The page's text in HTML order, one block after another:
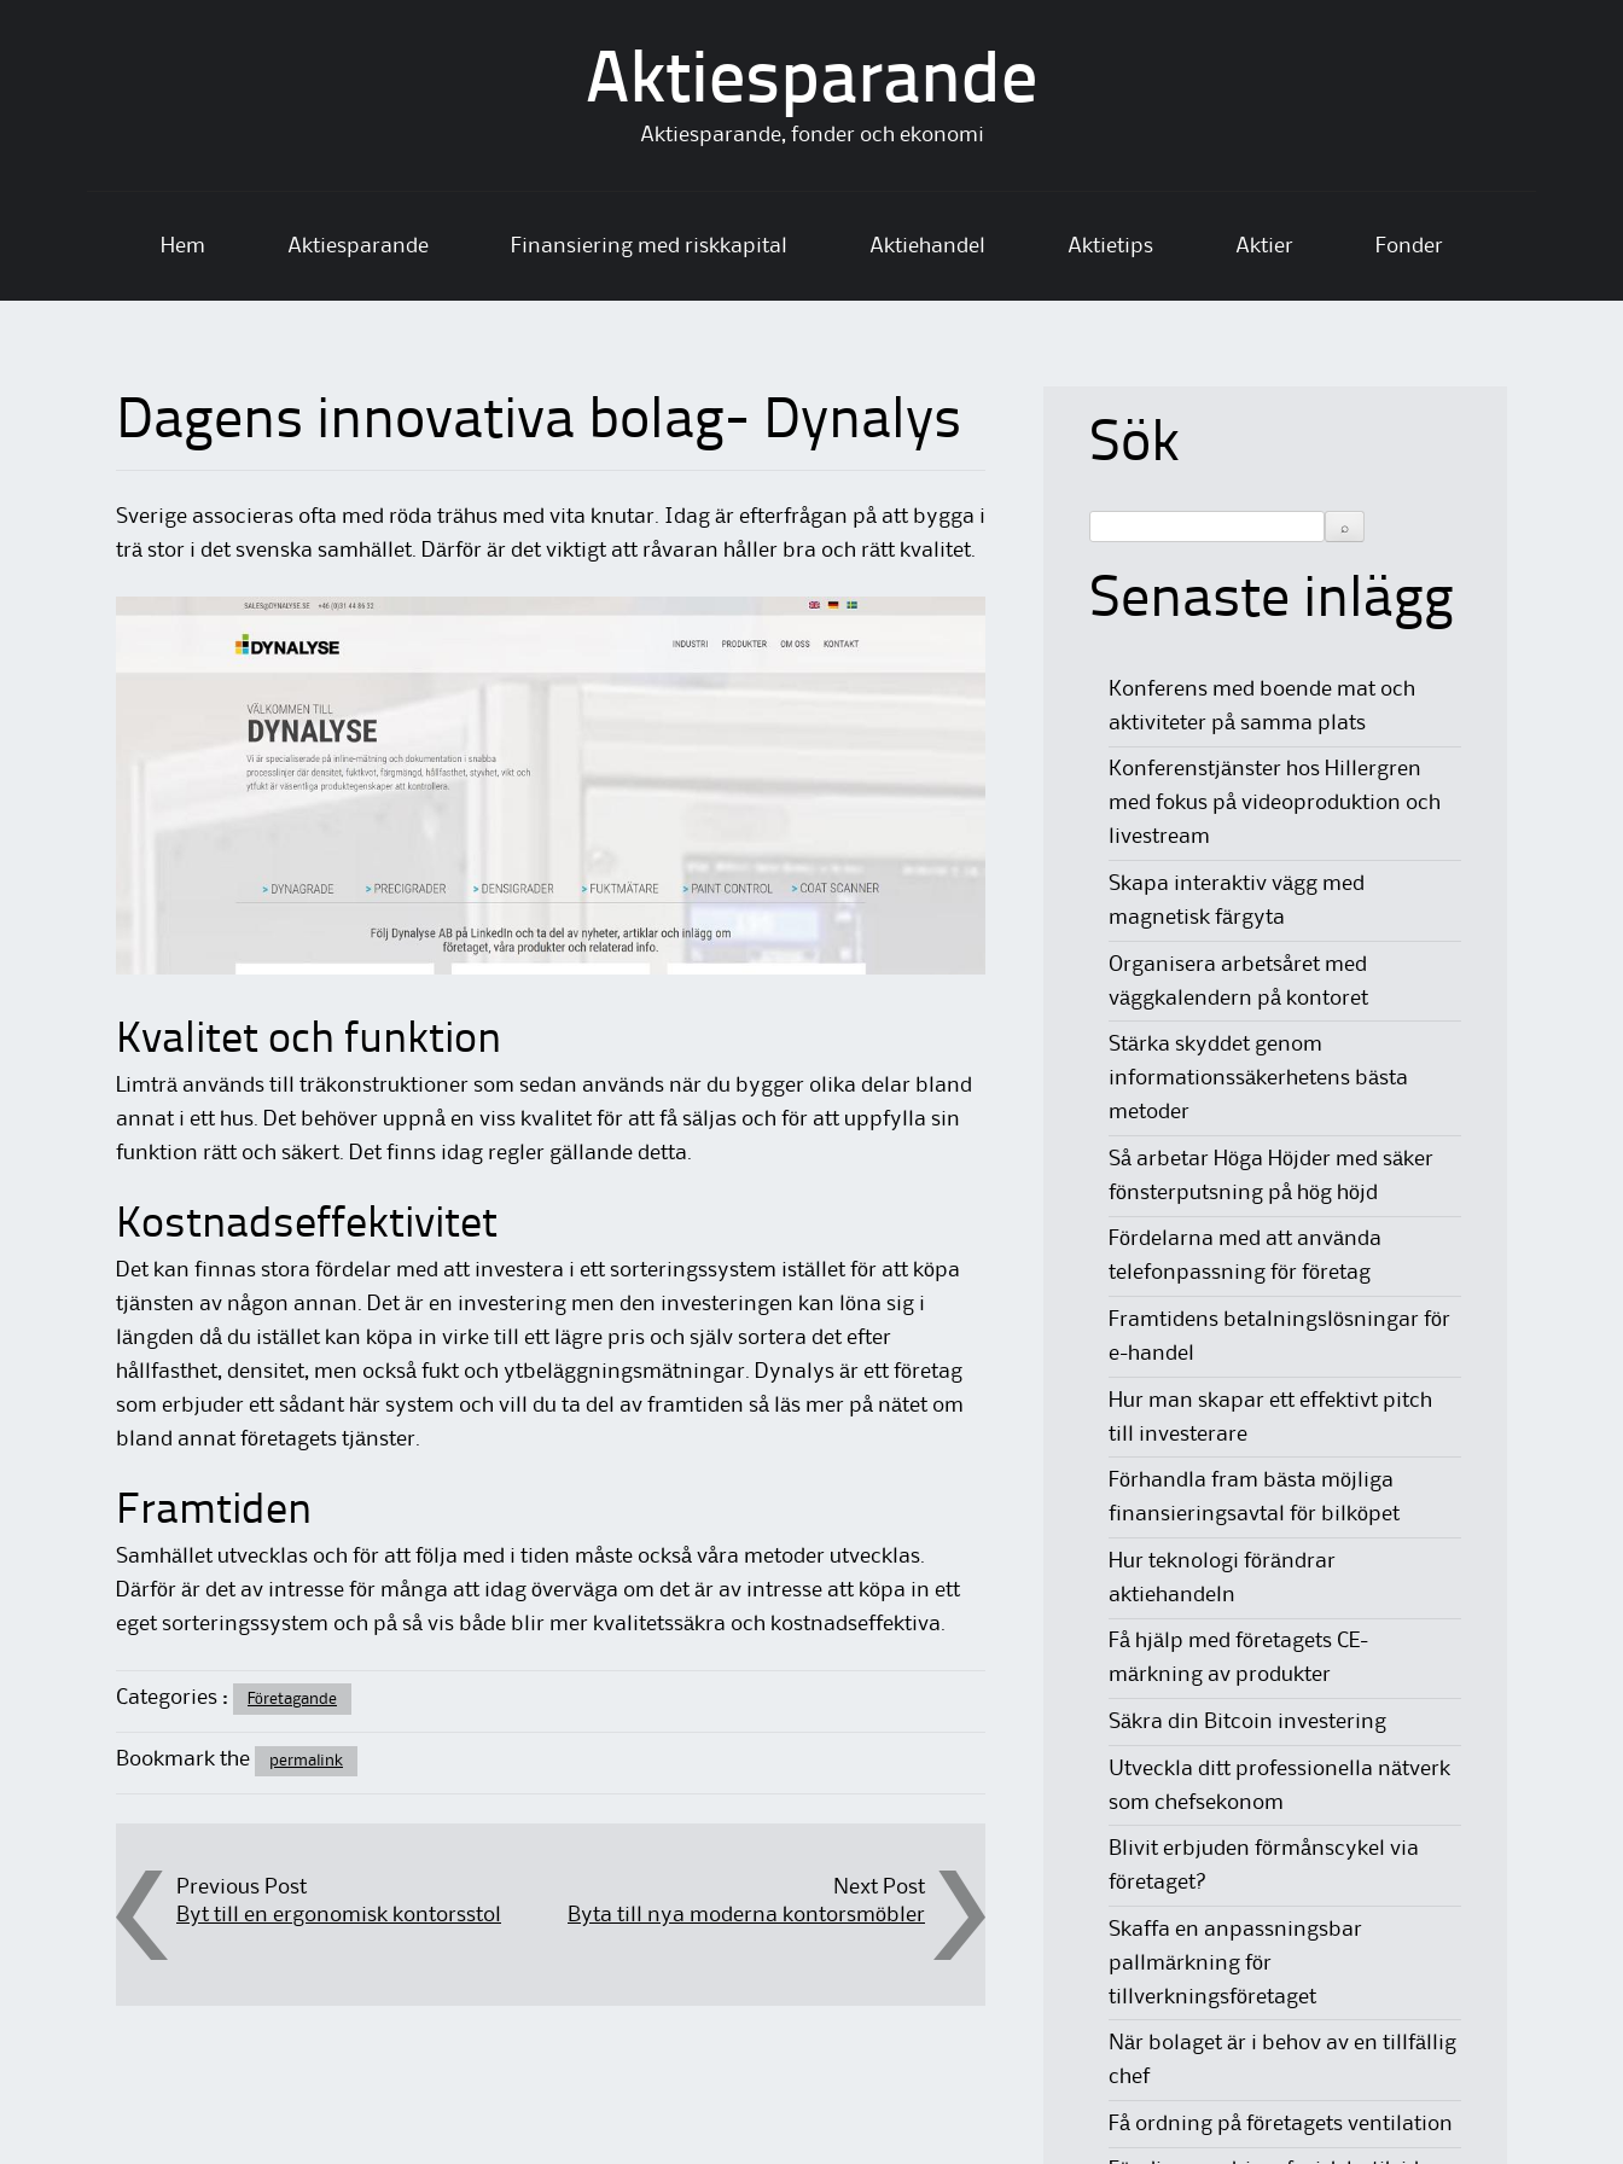
Aktiesparande
Aktiesparande, fonder och ekonomi
Hem Aktiesparande Finansiering med riskkapital Aktiehandel Aktietips Aktier Fonder
Dagens innovativa bolag- Dynalys
Sverige associeras ofta med röda trähus med vita knutar. Idag är efterfrågan på att bygga i
trä stor i det svenska samhället. Därför är det viktigt att råvaran håller bra och rätt kvalitet.
Kvalitet och funktion
Limträ används till träkonstruktioner som sedan används när du bygger olika delar bland
annat i ett hus. Det behöver uppnå en viss kvalitet för att få säljas och för att uppfylla sin
funktion rätt och säkert. Det finns idag regler gällande detta.
Kostnadseffektivitet
Det kan finnas stora fördelar med att investera i ett sorteringssystem istället för att köpa
tjänsten av någon annan. Det är en investering men den investeringen kan löna sig i
längden då du istället kan köpa in virke till ett lägre pris och själv sortera det efter
hållfasthet, densitet, men också fukt och ytbeläggningsmätningar. Dynalys är ett företag
som erbjuder ett sådant här system och vill du ta del av framtiden så läs mer på nätet om
bland annat företagets tjänster.
Framtiden
Samhället utvecklas och för att följa med i tiden måste också våra metoder utvecklas.
Därför är det av intresse för många att idag överväga om det är av intresse att köpa in ett
eget sorteringssystem och på så vis både blir mer kvalitetssäkra och kostnadseffektiva.
Categories : Företagande
Bookmark the permalink
Post navigation
Previous Post
Byt till en ergonomisk kontorsstol
Next Post
Byta till nya moderna kontorsmöbler
Sök
Senaste inlägg
Konferens med boende mat och
aktiviteter på samma plats
Konferenstjänster hos Hillergren
med fokus på videoproduktion och
livestream
Skapa interaktiv vägg med
magnetisk färgyta
Organisera arbetsåret med
väggkalendern på kontoret
Stärka skyddet genom
informationssäkerhetens bästa
metoder
Så arbetar Höga Höjder med säker
fönsterputsning på hög höjd
Fördelarna med att använda
telefonpassning för företag
Framtidens betalningslösningar för
e-handel
Hur man skapar ett effektivt pitch
till investerare
Förhandla fram bästa möjliga
finansieringsavtal för bilköpet
Hur teknologi förändrar
aktiehandeln
Få hjälp med företagets CE-
märkning av produkter
Säkra din Bitcoin investering
Utveckla ditt professionella nätverk
som chefsekonom
Blivit erbjuden förmånscykel via
företaget?
Skaffa en anpassningsbar
pallmärkning för
tillverkningsföretaget
När bolaget är i behov av en tillfällig
chef
Få ordning på företagets ventilation